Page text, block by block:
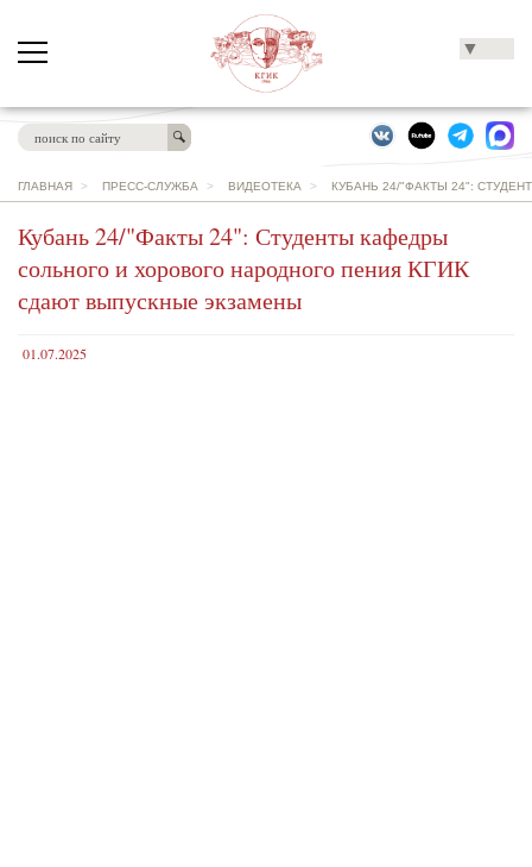
▼
ГЛАВНАЯ > ПРЕСС-СЛУЖБА > ВИДЕОТЕКА > КУБАНЬ 24/"ФАКТЫ 24":
Кубань 24/"Факты 24": Студенты кафедры
сольного и хорового народного пения КГИК
сдают выпускные экзамены
01.07.2025